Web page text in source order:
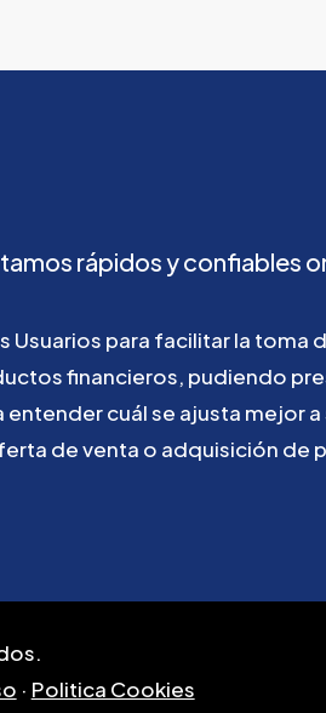
rápidosyconfiables
Usuarios para facilitarla toma
financieros, pudiendo
entendercuálse ajusta mejora
deventa o adquisición de
· Politica Cookies